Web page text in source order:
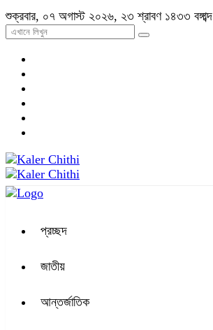
শুক্রবার, ০৭ অগাস্ট ২০২৬, ২৩ শ্রাবণ ১৪৩৩ বঙ্গাব্দ
প্রচ্ছদ
জাতীয়
আন্তর্জাতিক